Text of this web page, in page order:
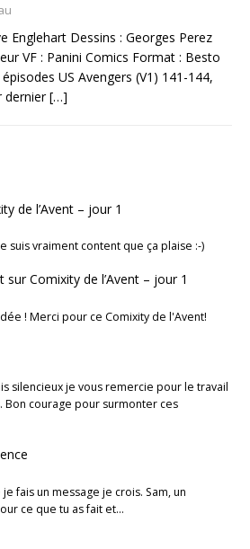
Englehart Dessins : Georges Perez
VF : Panini Comics Format : Besto
US Avengers (V1) 141-144,
dernier[…]
de l’Avent – jour 1
suis vraiment content que ça plaise :-)
surComixity de l’Avent – jour 1
! Merci pour ce Comixity de l'Avent!
silencieux je vous remercie pour le travail
Bon courage pour surmonter ces
fais un message je crois. Sam, un
ce que tu as fait et…